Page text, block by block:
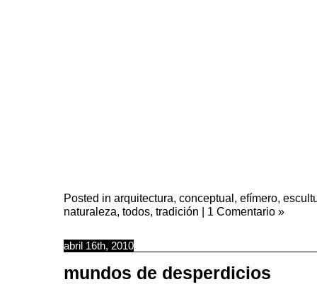
Posted in arquitectura, conceptual, efímero,
naturaleza, todos, tradición | 1 Comentario »
abril 16th, 2010
mundos de desperdicios